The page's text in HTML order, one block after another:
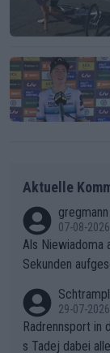
Aktuelle
gregmann
07-08-2026
Als Niewiadoma
Sekunden
ering die 7
d den Abstand
Fehler, der den
29-07-2026
Radrennsport in
s Tadej dabei alles